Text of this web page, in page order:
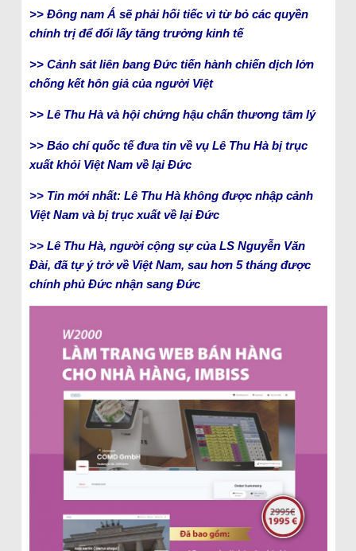
>> Đông nam Á sẽ phải hối tiếc vì từ bỏ các quyền
chính trị để đổi lấy tăng trưởng kinh tế
>> Cảnh sát liên bang Đức tiến hành chiến dịch lớn
chống kết hôn giả của người Việt
>> Lê Thu Hà và hội chứng hậu chấn thương tâm lý
>> Báo chí quốc tế đưa tin về vụ Lê Thu Hà bị trục
xuất khỏi Việt Nam về lại Đức
>> Tin mới nhất: Lê Thu Hà không được nhập cảnh
Việt Nam và bị trục xuất về lại Đức
>> Lê Thu Hà, người cộng sự của LS Nguyễn Văn
Đài, đã tự ý trở về Việt Nam, sau hơn 5 tháng được
chính phủ Đức nhận sang Đức